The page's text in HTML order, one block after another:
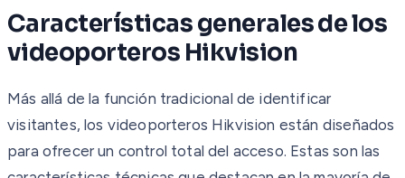
Características generales de los
videoporteros Hikvision
Más allá de la función tradicional de identificar
visitantes, los videoporteros Hikvision están diseñados
para ofrecer un control total del acceso. Estas son las